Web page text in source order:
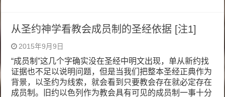
从圣约神学看教会成员制的圣经依据 [注1]
2015年9月9日
“成员制”这几个字确实没在圣经中明文出现，单从新约找
证据也不足以说明问题，但是当我们把整本圣经正典作为
背景，以圣约为线索，就会看到只要教会存在就必定存在
成员制。旧约以色列作为教会具有可见的成员制一事十分